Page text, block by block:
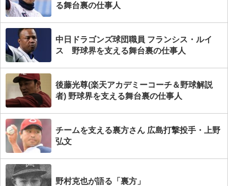
る舞台裏の仕事人
中日ドラゴンズ球団職員 フランシス・ルイ
ス 野球界を支える舞台裏の仕事人
後藤光尊(楽天アカデミーコーチ＆野球解説
者) 野球界を支える舞台裏の仕事人
チームを支える裏方さん 広島打撃投手・上野
弘文
野村克也が語る「裏方」